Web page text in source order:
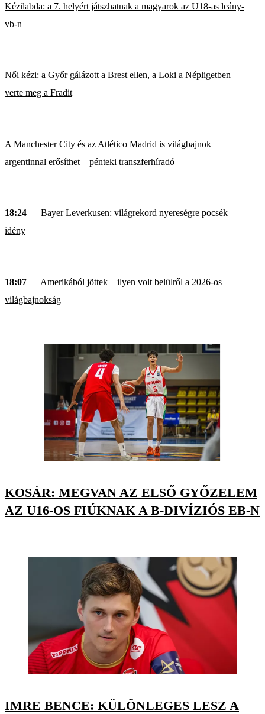
Kézilabda: a 7. helyért játszhatnak a magyarok az U18-as leány-
vb-n
Női kézi: a Győr gálázott a Brest ellen, a Loki a Népligetben
verte meg a Fradit
A Manchester City és az Atlético Madrid is világbajnok
argentinnal erősíthet – pénteki transzferhíradó
18:24 — Bayer Leverkusen: világrekord nyereségre pocsék
idény
18:07 — Amerikából jöttek – ilyen volt belülről a 2026-os
világbajnokság
KOSÁR: MEGVAN AZ ELSŐ GYŐZELEM
AZ U16-OS FIÚKNAK A B-DIVÍZIÓS EB-N
IMRE BENCE: KÜLÖNLEGES LESZ A